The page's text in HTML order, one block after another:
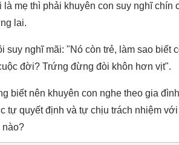
là mẹ thì phải khuyên con suy nghĩ chín
lai.
suy nghĩ mãi: "Nó còn trẻ, làm sao biết
đời? Trứng đừng đòi khôn hơn vịt".
biết nên khuyên con nghe theo gia
tự quyết định và tự chịu trách nhiệm